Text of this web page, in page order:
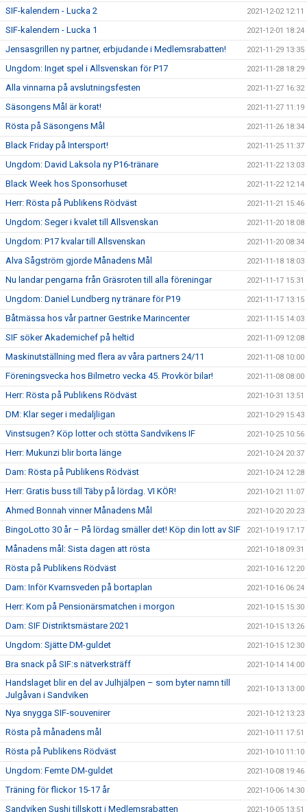
SIF-kalendern - Lucka 2 2021-12-02 12:11
SIF-kalendern - Lucka 1 2021-12-01 18:24
Jensasgrillen ny partner, erbjudande i Medlemsrabatten! 2021-11-29 13:35
Ungdom: Inget spel i Allsvenskan för P17 2021-11-28 18:29
Alla vinnarna på avslutningsfesten 2021-11-27 16:32
Säsongens Mål är korat! 2021-11-27 11:19
Rösta på Säsongens Mål 2021-11-26 18:34
Black Friday på Intersport! 2021-11-25 11:37
Ungdom: David Laksola ny P16-tränare 2021-11-22 13:03
Black Week hos Sponsorhuset 2021-11-22 12:14
Herr: Rösta på Publikens Rödväst 2021-11-21 15:46
Ungdom: Seger i kvalet till Allsvenskan 2021-11-20 18:08
Ungdom: P17 kvalar till Allsvenskan 2021-11-20 08:34
Alva Sågström gjorde Månadens Mål 2021-11-18 18:03
Nu landar pengarna från Gräsroten till alla föreningar 2021-11-17 15:31
Ungdom: Daniel Lundberg ny tränare för P19 2021-11-17 13:15
Båtmässa hos vår partner Gestrike Marincenter 2021-11-15 14:03
SIF söker Akademichef på heltid 2021-11-09 12:08
Maskinutställning med flera av våra partners 24/11 2021-11-08 10:00
Föreningsvecka hos Bilmetro vecka 45. Provkör bilar! 2021-11-08 08:00
Herr: Rösta på Publikens Rödväst 2021-10-31 13:51
DM: Klar seger i medaljligan 2021-10-29 15:43
Vinstsugen? Köp lotter och stötta Sandvikens IF 2021-10-25 10:56
Herr: Mukunzi blir borta länge 2021-10-24 20:37
Dam: Rösta på Publikens Rödväst 2021-10-24 12:28
Herr: Gratis buss till Täby på lördag. VI KÖR! 2021-10-21 11:07
Ahmed Bonnah vinner Månadens Mål 2021-10-20 20:23
BingoLotto 30 år – På lördag smäller det! Köp din lott av SIF 2021-10-19 17:17
Månadens mål: Sista dagen att rösta 2021-10-18 09:31
Rösta på Publikens Rödväst 2021-10-16 12:20
Dam: Inför Kvarnsveden på bortaplan 2021-10-16 06:24
Herr: Kom på Pensionärsmatchen i morgon 2021-10-15 15:30
Dam: SIF Distriktsmästare 2021 2021-10-15 13:26
Ungdom: Sjätte DM-guldet 2021-10-15 12:30
Bra snack på SIF:s nätverksträff 2021-10-14 14:00
Handslaget blir en del av Julhjälpen – som byter namn till
Julgåvan i Sandviken
2021-10-13 13:00
Nya snygga SIF-souvenirer 2021-10-12 13:23
Rösta på månadens mål 2021-10-11 17:51
Rösta på Publikens Rödväst 2021-10-10 11:10
Ungdom: Femte DM-guldet 2021-10-08 19:46
Träning för flickor 15-17 år 2021-10-06 14:30
Sandviken Sushi tillskott i Medlemsrabatten 2021-10-05 13:51